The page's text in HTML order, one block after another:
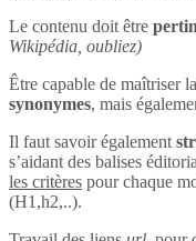
Le contenu doit être
Wikipédia, oubliez)
Être capable de maîtriser
synonymes, mais
Il faut savoir également
s’aidant des balises
les critères pour chaque
(H1,h2,..).